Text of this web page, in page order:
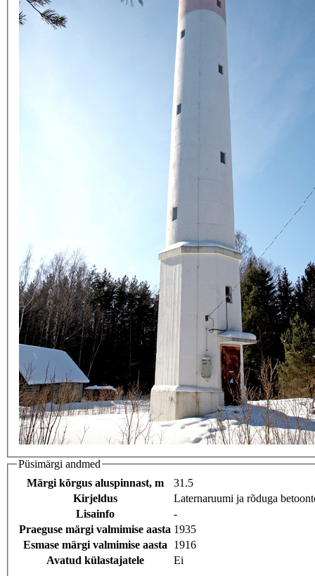
Püsimärgi andmed
Märgi kõrgus aluspinnast, m
31.5
Kirjeldus
Laternaruumi ja rõduga
Lisainfo
-
Praeguse märgi valmimise aasta 1935
Esmase märgi valmimise aasta
1916
Avatud külastajatele
Ei